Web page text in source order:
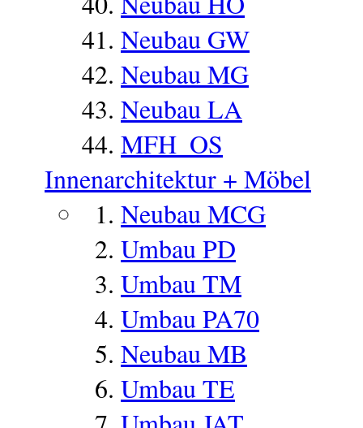
Neubau GW
Neubau MG
Neubau LA
MFH_OS
Innenarchitektur + Möbel
Neubau MCG
Umbau PD
Umbau TM
Umbau PA70
Neubau MB
Umbau TE